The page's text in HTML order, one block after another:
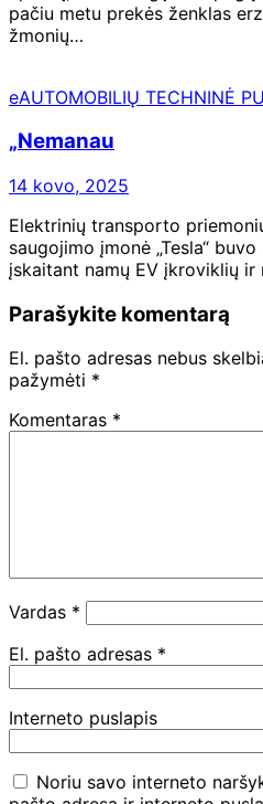
pačiu metu prekės ženklas
žmonių…
eAUTOMOBILIŲ TECHNINĖ
„Nemanau
14 kovo, 2025
Elektrinių transporto
saugojimo įmonė „Tesla“
įskaitant namų EV įkroviklių
Parašykite komentarą
El. pašto adresas nebus
pažymėti *
Komentaras *
Vardas *
El. pašto adresas *
Interneto puslapis
Noriu savo interneto